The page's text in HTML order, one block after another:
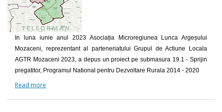
In luna iunie anul 2023 Asociația Microregiunea Lunca Argeșului
Mozaceni, reprezentant al parteneriatului Grupul de Actiune Locala
AGTR Mozaceni 2023, a depus un proiect pe submasura 19.1 - Sprijin
pregatitor, Programul National pentru Dezvoltare Rurala 2014 - 2020
Read more